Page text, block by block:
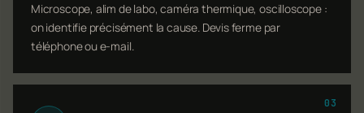
Microscope, alim de labo, caméra thermique, oscilloscope :
on identifie précisément la cause. Devis ferme par
téléphone ou e-mail.
03